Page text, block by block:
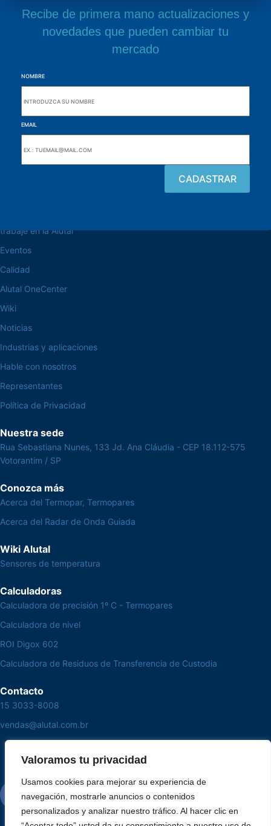
Valoramos tu privacidad
Usamos cookies para mejorar su experiencia de
navegación, mostrarle anuncios o contenidos
personalizados y analizar nuestro tráfico. Al hacer clic en
Recibe de primera mano actualizaciones y
novedades que pueden cambiar tu
mercado
NOMBRE
EMAIL
trabaje en la Alutal
Eventos
Calidad
Alutal OneCenter
Wiki
Noticias
Industrias y aplicaciones
Hable con nosotros
Representantes
Política de Privacidad
Nuestra sede
Rua Sebastiana Nunes, 133 Jd. Ana Cláudia - CEP 18.112-575
Votorantim / SP
Conozca más
Acerca del Termopar, Termopares
Acerca del Radar de Onda Guiada
Wiki Alutal
Sensores de temperatura
Calculadoras
Calculadora de precisión 1º C - Termopares
Calculadora de nivel
ROI Digox 602
Calculadora de Residuos de Transferencia de Custodia
Contacto
15 3033-8008
vendas@alutal.com.br